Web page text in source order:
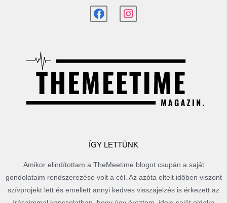
ÍGY LETTÜNK
Amikor elindítottam a TheMeetime blogot csupán a saját
gondolataim rendszerezése volt a cél. Az azóta eltelt időben viszont
szívprojekt lett és emellett annyi kedves visszajelzés is érkezett az